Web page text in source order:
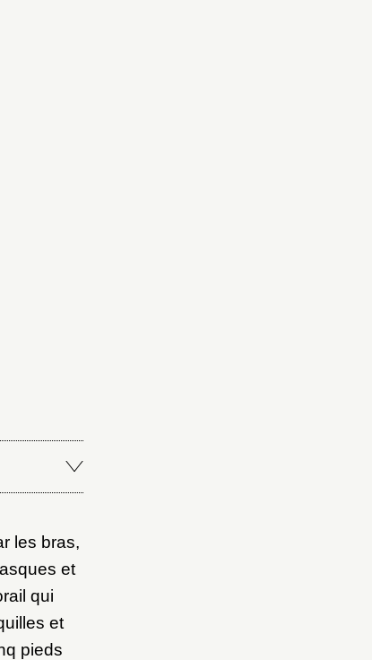
les bras,
et
qui
et
pieds
Fermer